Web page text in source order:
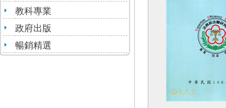
教科專業
政府出版
暢銷精選